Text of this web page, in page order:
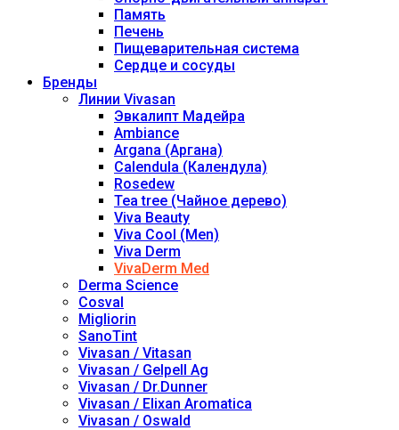
Память
Печень
Пищеварительная система
Сердце и сосуды
Бренды
Линии Vivasan
Эвкалипт Мадейра
Ambiance
Argana (Аргана)
Calendula (Календула)
Rosedew
Tea tree (Чайное дерево)
Viva Beauty
Viva Cool (Men)
Viva Derm
VivaDerm Med
Derma Science
Cosval
Migliorin
SanoTint
Vivasan / Vitasan
Vivasan / Gelpell Ag
Vivasan / Dr.Dunner
Vivasan / Elixan Aromatica
Vivasan / Oswald